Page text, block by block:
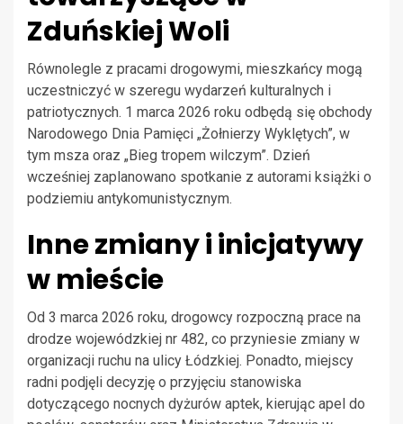
Zduńskiej Woli
Równolegle z pracami drogowymi, mieszkańcy mogą
uczestniczyć w szeregu wydarzeń kulturalnych i
patriotycznych. 1 marca 2026 roku odbędą się obchody
Narodowego Dnia Pamięci „Żołnierzy Wyklętych”, w
tym msza oraz „Bieg tropem wilczym”. Dzień
wcześniej zaplanowano spotkanie z autorami książki o
podziemiu antykomunistycznym.
Inne zmiany i inicjatywy
w mieście
Od 3 marca 2026 roku, drogowcy rozpoczną prace na
drodze wojewódzkiej nr 482, co przyniesie zmiany w
organizacji ruchu na ulicy Łódzkiej. Ponadto, miejscy
radni podjęli decyzję o przyjęciu stanowiska
dotyczącego nocnych dyżurów aptek, kierując apel do